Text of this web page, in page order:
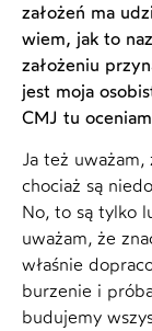
założeń ma
wiem, jak to
założeniu
jest moja
CMJ tu
Ja też
chociaż są
No, to są tylko
uważam, że
właśnie
burzenie i
budujemy